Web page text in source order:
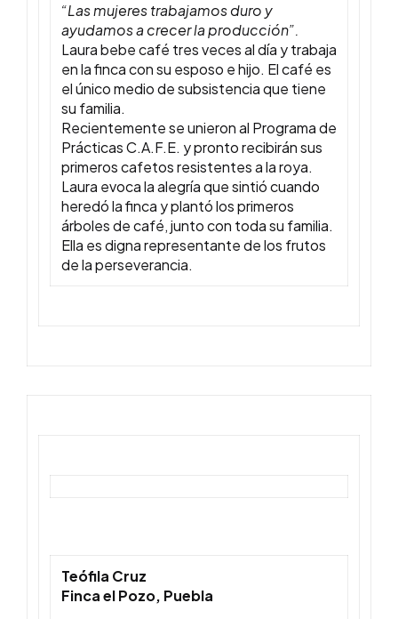
“Las mujeres trabajamos duro y
ayudamos a crecer la producción”.
Laura bebe café tres veces al día y trabaja
en la finca con su esposo e hijo. El café es
el único medio de subsistencia que tiene
su familia.
Recientemente se unieron al Programa de
Prácticas C.A.F.E. y pronto recibirán sus
primeros cafetos resistentes a la roya.
Laura evoca la alegría que sintió cuando
heredó la finca y plantó los primeros
árboles de café, junto con toda su familia.
Ella es digna representante de los frutos
de la perseverancia.
Teófila Cruz
Finca el Pozo, Puebla